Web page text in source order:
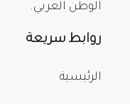
الوطن العربي.
روابط سريعة
الرئيسية